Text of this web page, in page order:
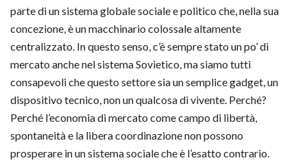
parte di un sistema globale sociale e politico che, nella sua
concezione, è un macchinario colossale altamente
centralizzato. In questo senso, c’è sempre stato un po’ di
mercato anche nel sistema Sovietico, ma siamo tutti
consapevoli che questo settore sia un semplice gadget, un
dispositivo tecnico, non un qualcosa di vivente. Perché?
Perché l’economia di mercato come campo di libertà,
spontaneità e la libera coordinazione non possono
prosperare in un sistema sociale che è l’esatto contrario.